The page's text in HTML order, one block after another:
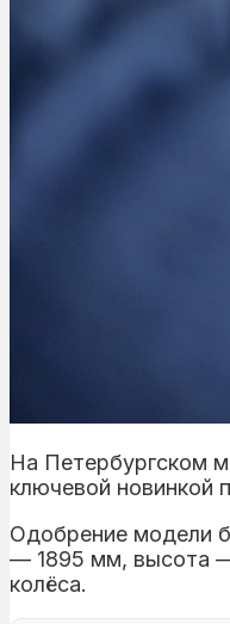
На Петербургском
ключевой новинкой
Одобрение модели
— 1895 мм, высота —
колёса.